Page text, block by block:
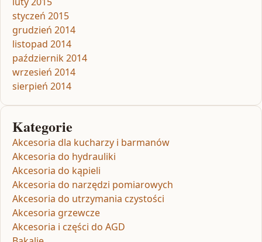
styczeń 2015
grudzień 2014
listopad 2014
październik 2014
wrzesień 2014
sierpień 2014
Kategorie
Akcesoria dla kucharzy i barmanów
Akcesoria do hydrauliki
Akcesoria do kąpieli
Akcesoria do narzędzi pomiarowych
Akcesoria do utrzymania czystości
Akcesoria grzewcze
Akcesoria i części do AGD